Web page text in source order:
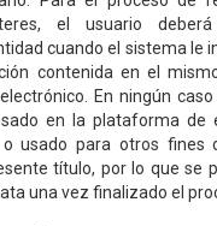
el usuario
cuando el sistema le
contenida en el
En ningún
en la plataforma de
usado para otros fines
título, por lo que se
una vez finalizado el